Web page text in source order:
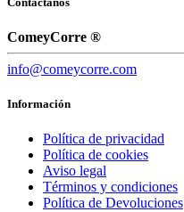
ComeyCorre ®
info@comeycorre.com
Información
Política de privacidad
Política de cookies
Aviso legal
Términos y condiciones
Política de Devoluciones